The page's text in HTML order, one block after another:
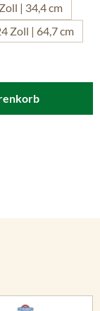
| 34,4 cm
Zoll | 64,7 cm